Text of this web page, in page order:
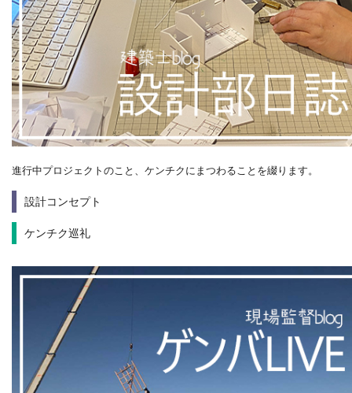
進行中プロジェクトのこと、ケンチクにまつわることを綴ります。
設計コンセプト
ケンチク巡礼